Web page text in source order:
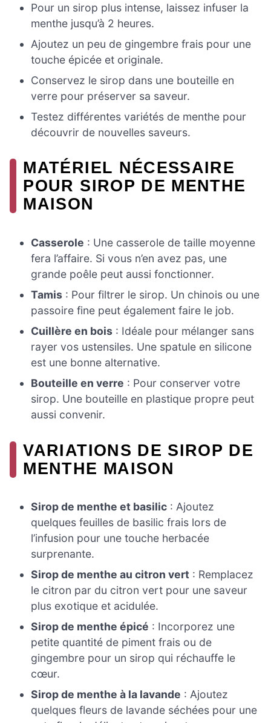
Pour un sirop plus intense, laissez infuser la
menthe jusqu’à 2 heures.
Ajoutez un peu de gingembre frais pour une
touche épicée et originale.
Conservez le sirop dans une bouteille en
verre pour préserver sa saveur.
Testez différentes variétés de menthe pour
découvrir de nouvelles saveurs.
MATÉRIEL NÉCESSAIRE
POUR SIROP DE MENTHE
MAISON
Casserole : Une casserole de taille moyenne
fera l’affaire. Si vous n’en avez pas, une
grande poêle peut aussi fonctionner.
Tamis : Pour filtrer le sirop. Un chinois ou une
passoire fine peut également faire le job.
Cuillère en bois : Idéale pour mélanger sans
rayer vos ustensiles. Une spatule en silicone
est une bonne alternative.
Bouteille en verre : Pour conserver votre
sirop. Une bouteille en plastique propre peut
aussi convenir.
VARIATIONS DE SIROP DE
MENTHE MAISON
Sirop de menthe et basilic : Ajoutez
quelques feuilles de basilic frais lors de
l’infusion pour une touche herbacée
surprenante.
Sirop de menthe au citron vert : Remplacez
le citron par du citron vert pour une saveur
plus exotique et acidulée.
Sirop de menthe épicé : Incorporez une
petite quantité de piment frais ou de
gingembre pour un sirop qui réchauffe le
cœur.
Sirop de menthe à la lavande : Ajoutez
quelques fleurs de lavande séchées pour une